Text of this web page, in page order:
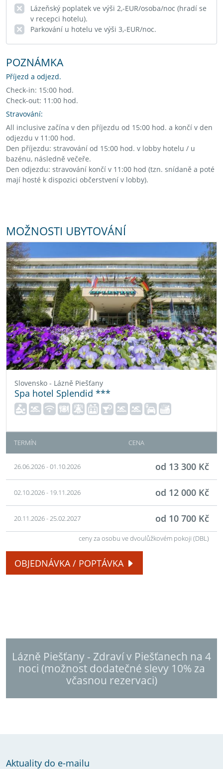
Lázeňský poplatek ve výši 2,-EUR/osoba/noc (hradí se
v recepci hotelu).
Parkování u hotelu ve výši 3,-EUR/noc.
POZNÁMKA
Příjezd a odjezd.
Check-in: 15:00 hod.
Check-out: 11:00 hod.
Stravování:
All inclusive začína v den příjezdu od 15:00 hod. a končí v den
odjezdu v 11:00 hod.
Den příjezdu: stravování od 15:00 hod. v lobby hotelu / u
bazénu, následně večeře.
Den odjezdu: stravování končí v 11:00 hod (tzn. snídaně a poté
mají hosté k dispozici občerstvení v lobby).
MOŽNOSTI UBYTOVÁNÍ
Slovensko - Lázně Piešťany
Spa hotel Splendid ***
TERMÍN CENA
26.06.2026 - 01.10.2026 od 13 300 Kč
02.10.2026 - 19.11.2026 od 12 000 Kč
20.11.2026 - 25.02.2027 od 10 700 Kč
ceny za osobu ve dvoulůžkovém pokoji (DBL)
OBJEDNÁVKA / POPTÁVKA
Lázně Piešťany - Zdraví v Piešťanech na 4
noci (možnost dodatečné slevy 10% za
včasnou rezervaci)
Aktuality do e-mailu